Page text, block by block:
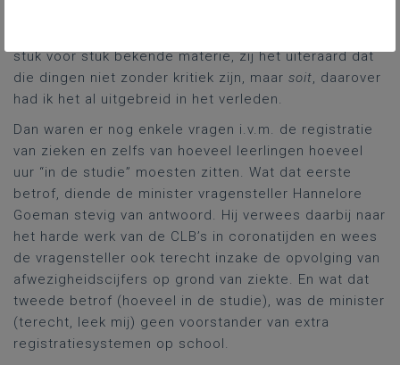
stuk voor stuk bekende materie, zij het uiteraard dat
die dingen niet zonder kritiek zijn, maar soit, daarover
had ik het al uitgebreid in het verleden.
Dan waren er nog enkele vragen i.v.m. de registratie
van zieken en zelfs van hoeveel leerlingen hoeveel
uur “in de studie” moesten zitten. Wat dat eerste
betrof, diende de minister vragensteller Hannelore
Goeman stevig van antwoord. Hij verwees daarbij naar
het harde werk van de CLB’s in coronatijden en wees
de vragensteller ook terecht inzake de opvolging van
afwezigheidscijfers op grond van ziekte. En wat dat
tweede betrof (hoeveel in de studie), was de minister
(terecht, leek mij) geen voorstander van extra
registratiesystemen op school.